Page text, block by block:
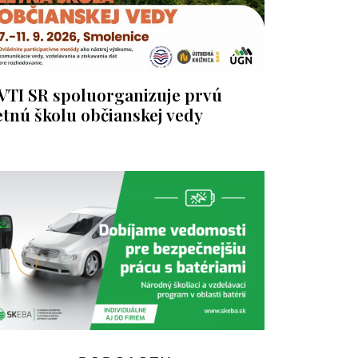
SR spoluorganizuje prvú
školu občianskej vedy